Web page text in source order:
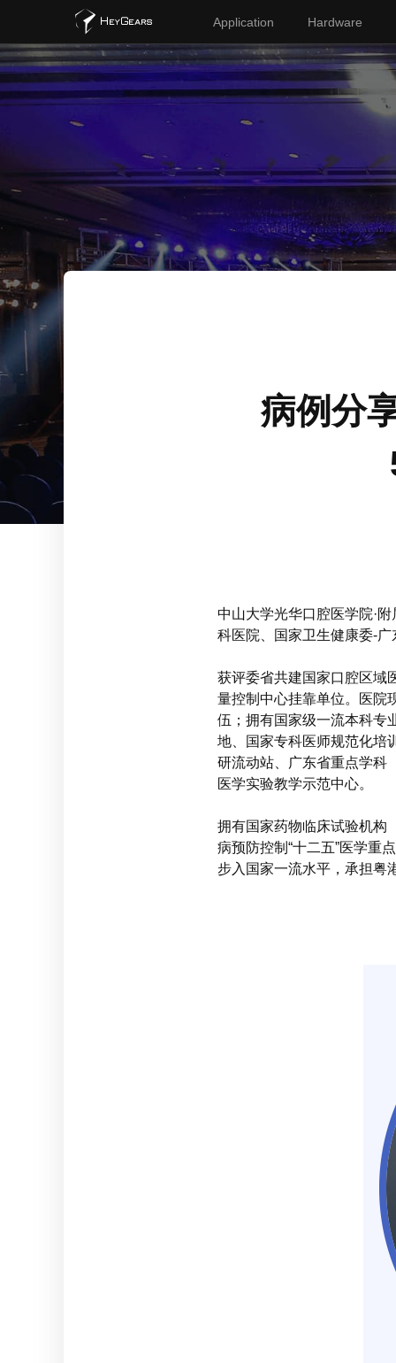
Application Hardware
病例分
中山大学光华口腔医学院·
科医院、国家卫生健康委-
获评委省共建国家口腔区域
量控制中心挂靠单位。医院
伍；拥有国家级一流本科专
地、国家专科医师规范化培
研流动站、广东省重点学科
医学实验教学示范中心。
拥有国家药物临床试验机构
病预防控制“十二五”医学重
步入国家一流水平，承担粤